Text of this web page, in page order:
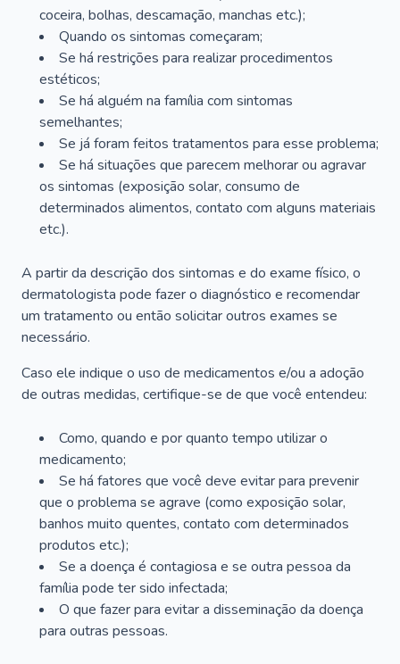
coceira, bolhas, descamação, manchas etc.);
Quando os sintomas começaram;
Se há restrições para realizar procedimentos
estéticos;
Se há alguém na família com sintomas
semelhantes;
Se já foram feitos tratamentos para esse problema;
Se há situações que parecem melhorar ou agravar
os sintomas (exposição solar, consumo de
determinados alimentos, contato com alguns materiais
etc.).
A partir da descrição dos sintomas e do exame físico, o
dermatologista pode fazer o diagnóstico e recomendar
um tratamento ou então solicitar outros exames se
necessário.
Caso ele indique o uso de medicamentos e/ou a adoção
de outras medidas, certifique-se de que você entendeu:
Como, quando e por quanto tempo utilizar o
medicamento;
Se há fatores que você deve evitar para prevenir
que o problema se agrave (como exposição solar,
banhos muito quentes, contato com determinados
produtos etc.);
Se a doença é contagiosa e se outra pessoa da
família pode ter sido infectada;
O que fazer para evitar a disseminação da doença
para outras pessoas.